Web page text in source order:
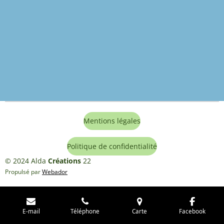
Mentions légales
Politique de confidentialité
© 2024 Alda Créations 22
Propulsé par Webador
E-mail Téléphone Carte Facebook